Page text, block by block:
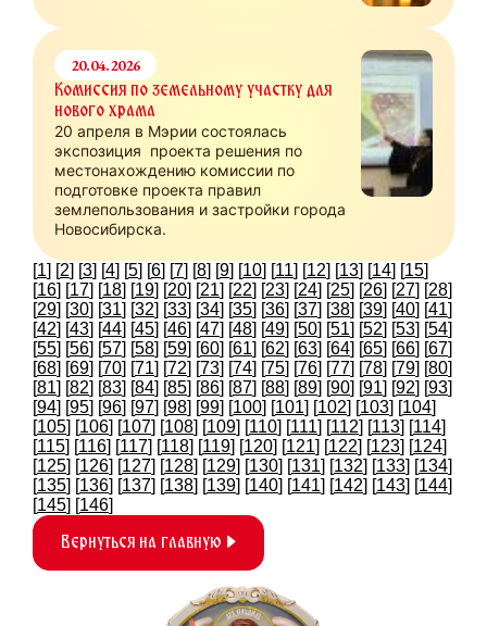
20.04.2026
Комиссия по земельному участку для
нового храма
20 апреля в Мэрии состоялась
экспозиция проекта решения по
местонахождению комиссии по
подготовке проекта правил
землепользования и застройки города
Новосибирска.
[1] [2] [3] [4] [5] [6] [7] [8] [9] [10] [11] [12] [13] [14] [15]
[16] [17] [18] [19] [20] [21] [22] [23] [24] [25] [26] [27] [28]
[29] [30] [31] [32] [33] [34] [35] [36] [37] [38] [39] [40] [41]
[42] [43] [44] [45] [46] [47] [48] [49] [50] [51] [52] [53] [54]
[55] [56] [57] [58] [59] [60] [61] [62] [63] [64] [65] [66] [67]
[68] [69] [70] [71] [72] [73] [74] [75] [76] [77] [78] [79] [80]
[81] [82] [83] [84] [85] [86] [87] [88] [89] [90] [91] [92] [93]
[94] [95] [96] [97] [98] [99] [100] [101] [102] [103] [104]
[105] [106] [107] [108] [109] [110] [111] [112] [113] [114]
[115] [116] [117] [118] [119] [120] [121] [122] [123] [124]
[125] [126] [127] [128] [129] [130] [131] [132] [133] [134]
[135] [136] [137] [138] [139] [140] [141] [142] [143] [144]
[145] [146]
Вернуться на главную